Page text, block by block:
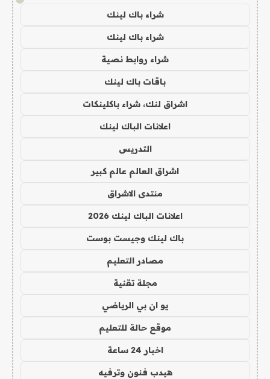
شراء باك لينك
شراء باك لينك
شراء روابط نصية
باقات باك لينك
اشراق لنك، شراء باكلينكات
اعلانات الباك لينك
التدريس
اشراق العالم عالم كبير
منتدى الاشراق
اعلانات الباك لينك 2026
باك لينك وجيست بوست
مصادر التعليم
مجلة تقنية
يو ان بي الرياضي
موقع حالة للتعليم
اخبار 24 ساعة
هيدب فنون وترفيه